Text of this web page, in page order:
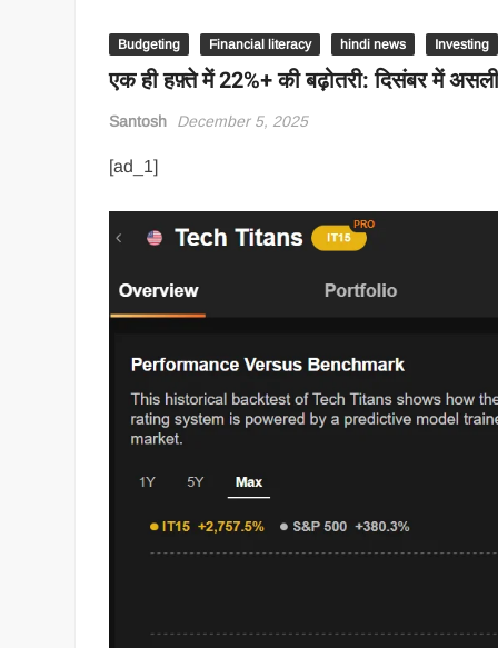
Budgeting Financial literacy hindi news Investing
एक ही हफ़्ते में 22%+ की बढ़ोतरी: दिसंबर में
Santosh December 5, 2025
[ad_1]